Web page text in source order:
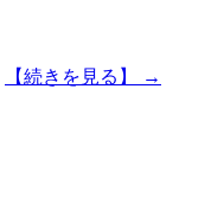
【続きを見る】 →